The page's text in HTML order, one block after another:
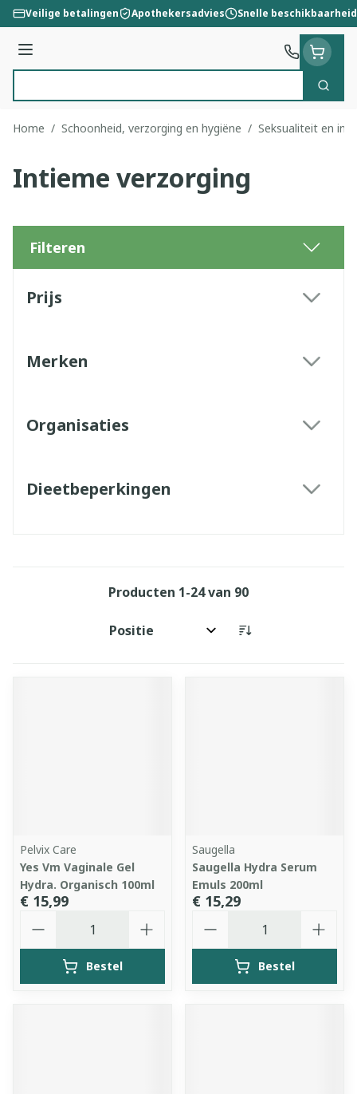
Ga naar de inhoud
Veilige betalingen Apothekersadvies Snelle beschikbaarheid
Menu
Zoek
Home / Schoonheid, verzorging en hygiëne / Seksualiteit en
Intieme verzorging
Filteren
Prijs
Merken
Organisaties
Dieetbeperkingen
Producten 1-24van 90
Sorteer op:
Pelvix Care
Yes Vm Vaginale Gel
Hydra. Organisch 100ml
€ 15,99
Bestel
Saugella
Saugella Hydra Serum
Emuls 200ml
€ 15,29
Bestel